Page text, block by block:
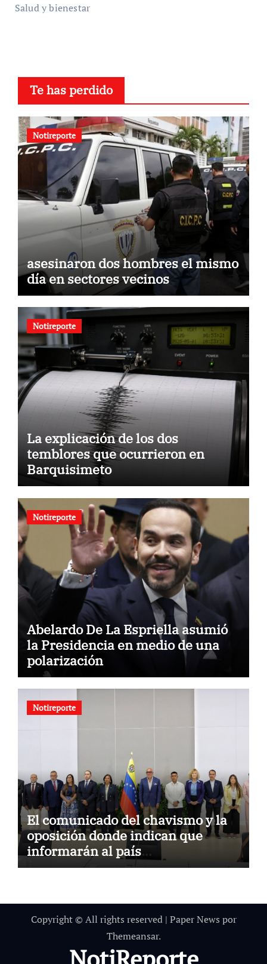
Salud y bienestar
Te has perdido
Notireporte
asesinaron dos hombres el mismo
día en sectores vecinos
Notireporte
La explicación de los dos
temblores que ocurrieron en
Barquisimeto
Notireporte
Abelardo De La Espriella asumió
la Presidencia en medio de una
polarización
Notireporte
El comunicado del chavismo y la
oposición donde indican que
informarán al país
oportunamente sobre los avances
Copyright © All rights reserved | Paper News por
Themeansar.